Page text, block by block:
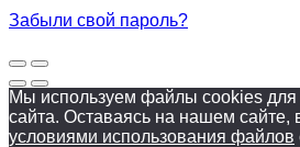
Забыли свой пароль?
Мы используем файлы cookies
сайта. Оставаясь на нашем сайте,
условиями использования файлов